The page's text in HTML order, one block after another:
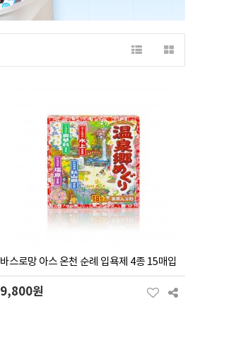
바스로망 아스 온천 순례 입욕제 4종 15매입
9,800원